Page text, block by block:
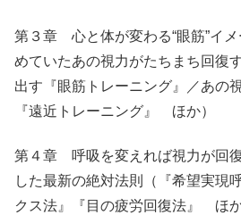
第３章 心と体が変わる“眼筋”イ
めていたあの視力がたちまち回復
出す『眼筋トレーニング』／あの
『遠近トレーニング』 ほか）
第４章 呼吸を変えれば視力が回
した最新の絶対法則（『希望実現
クス法』『目の疲労回復法』 ほ